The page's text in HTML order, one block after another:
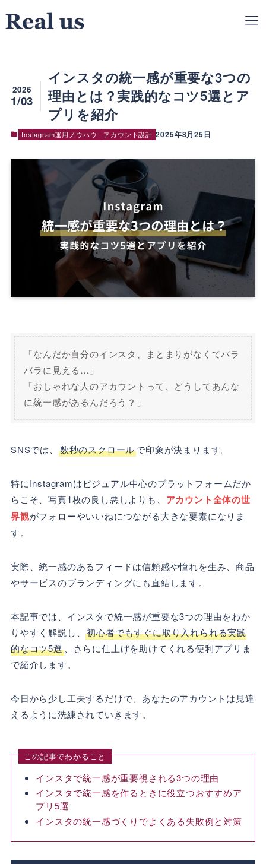
インスタの統一感が重要な3つの
理由とは？実践的なコツ5選とア
プリを紹介
2026
1/03
Instagram運用ノウハウ アカウント設計 2025年8月25日
「なんだか自分のインスタ、まとまりがなくてバラ
バラに見える…」
「おしゃれな人のアカウントって、どうしてあんな
に統一感があるんだろう？」
SNSでは、 数秒のスクロールで印象が決まります。
特にInstagramはビジュアル中心のプラットフォームだか
らこそ、写真1枚の良し悪しよりも、 アカウント全体の世
界観がフォローやいいねにつながる大きな要素になりま
す。
実際、統一感のあるフィードは信頼感や憧れを生み、商品
やサービスのブランディングにも直結します。
本記事では、インスタで統一感が重要な3つの理由をわか
りやすく解説し、初心者でもすぐに取り入れられる実践
的なコツ5選、さらに仕上げを助けてくれる便利アプリま
で紹介します。
今日から少し工夫するだけで、あなたのアカウントは見違
えるように洗練されていきます。
この記事でわかること
インスタで統一感が重要視される3つの理由
インスタで統一感を作るときに役立つおすすめア
プリ5選
インスタの統一感づくりでよくある失敗例と対策